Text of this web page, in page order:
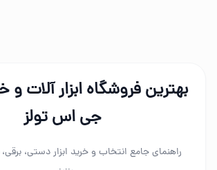
بهترین فروشگاه ابزار آلات و
جی اس تولز
راهنمای جامع انتخاب و خرید ابزار دستی،